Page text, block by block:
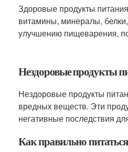
Здоровые продукты
витамины, минералы,
улучшению пищеварения,
Нездоровые продукты
Нездоровые продукты
вредных веществ. Эти
негативные последствия
Как правильно